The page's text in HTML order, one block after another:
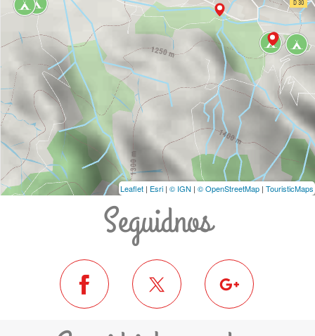
Leaflet | Esri | © IGN | © OpenStreetMap | TouristicMaps
Seguidnos